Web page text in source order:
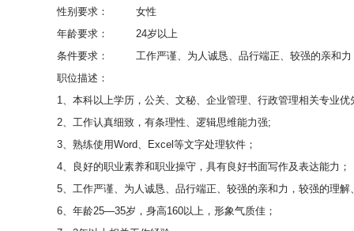
性别要求：
女性
年龄要求：
24岁以上
条件要求：
工作严谨、为人诚恳、品行端正、较强的亲和
职位描述：
1、本科以上学历，公关、文秘、企业管理、行政管理相关专业优
2、工作认真细致，有条理性、逻辑思维能力强;
3、熟练使用Word、Excel等文字处理软件；
4、良好的职业素养和职业操守，具有良好书面写作及表达能力；
5、工作严谨、为人诚恳、品行端正、较强的亲和力，较强的理解
6、年龄25—35岁，身高160以上，形象气质佳；